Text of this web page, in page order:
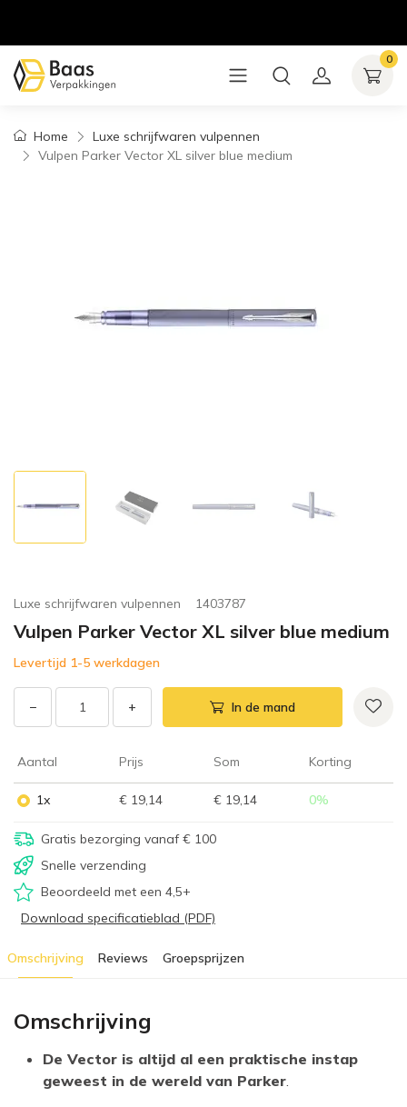
0
Home
Luxe schrijfwaren vulpennen
Vulpen Parker Vector XL silver blue medium
Luxe schrijfwaren vulpennen 1403787
Vulpen Parker Vector XL silver blue medium
Levertijd 1-5 werkdagen
− + In de mand
Aantal Prijs Som Korting
1x € 19,14 € 19,14 0%
Gratis bezorging vanaf € 100
Snelle verzending
Beoordeeld met een 4,5+
Download specificatieblad (PDF)
Omschrijving Reviews Groepsprijzen
Omschrijving
De Vector is altijd al een praktische instap
geweest in de wereld van Parker.